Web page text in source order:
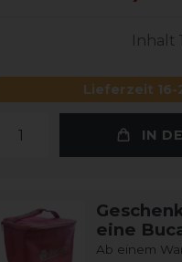
Inhalt 1
Lieferzeit
IN
eine
Ab einem